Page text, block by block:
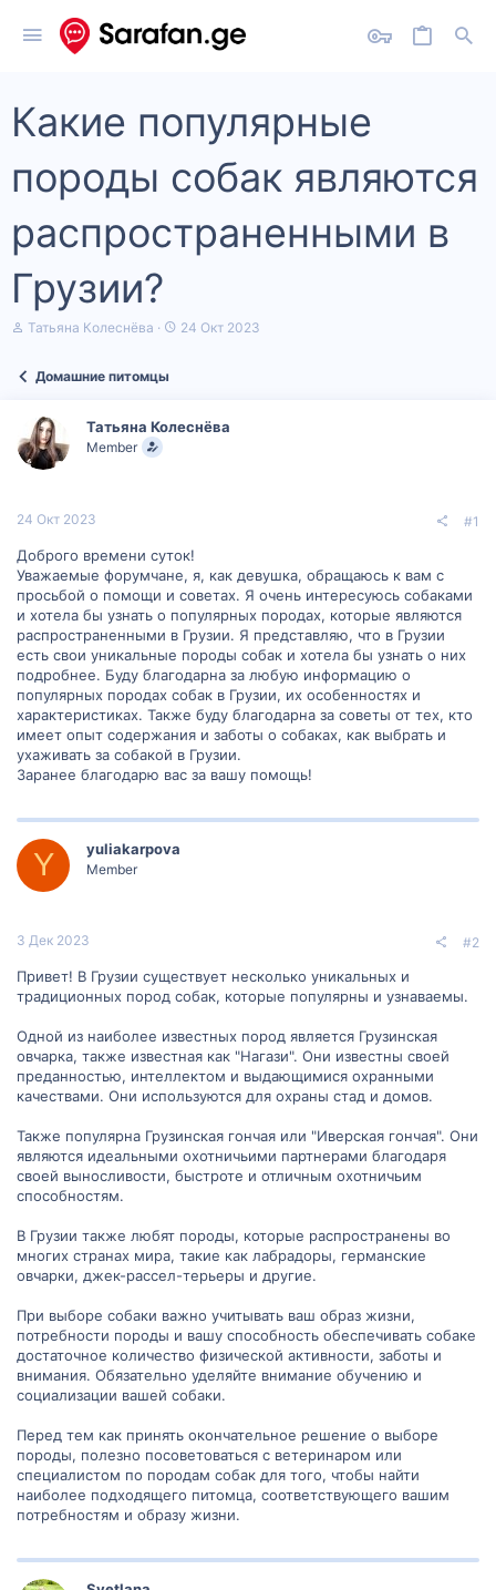
Какие популярные
породы собак являются
распространенными в
Грузии?
А
е
м
ы
Татьяна Колеснёва
Д
ч
24 Окт 2023
Домашние питомцы
Татьяна Колеснёва
Member
24 Окт 2023 #1
Доброго времени суток!
Уважаемые форумчане, я, как девушка, обращаюсь к вам с
просьбой о помощи и советах. Я очень интересуюсь собаками
и хотела бы узнать о популярных породах, которые являются
распространенными в Грузии. Я представляю, что в Грузии
есть свои уникальные породы собак и хотела бы узнать о них
подробнее. Буду благодарна за любую информацию о
популярных породах собак в Грузии, их особенностях и
характеристиках. Также буду благодарна за советы от тех, кто
имеет опыт содержания и заботы о собаках, как выбрать и
ухаживать за собакой в Грузии.
Заранее благодарю вас за вашу помощь!
Y yuliakarpova
Member
3 Дек 2023 #2
Привет! В Грузии существует несколько уникальных и
традиционных пород собак, которые популярны и узнаваемы.
Одной из наиболее известных пород является Грузинская
овчарка, также известная как "Нагази". Они известны своей
преданностью, интеллектом и выдающимися охранными
качествами. Они используются для охраны стад и домов.
Также популярна Грузинская гончая или "Иверская гончая". Они
являются идеальными охотничьими партнерами благодаря
своей выносливости, быстроте и отличным охотничьим
способностям.
В Грузии также любят породы, которые распространены во
многих странах мира, такие как лабрадоры, германские
овчарки, джек-рассел-терьеры и другие.
При выборе собаки важно учитывать ваш образ жизни,
потребности породы и вашу способность обеспечивать собаке
достаточное количество физической активности, заботы и
внимания. Обязательно уделяйте внимание обучению и
социализации вашей собаки.
Перед тем как принять окончательное решение о выборе
породы, полезно посоветоваться с ветеринаром или
специалистом по породам собак для того, чтобы найти
наиболее подходящего питомца, соответствующего вашим
потребностям и образу жизни.